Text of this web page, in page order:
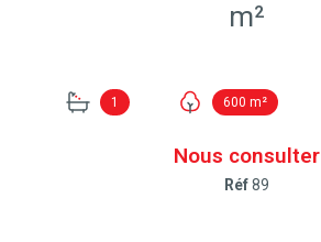
m²
1 600 m²
Nous consulter
Réf89